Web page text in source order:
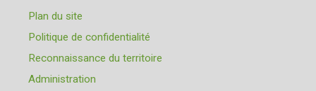
Plan du site
Politique de confidentialité
Reconnaissance du territoire
Administration